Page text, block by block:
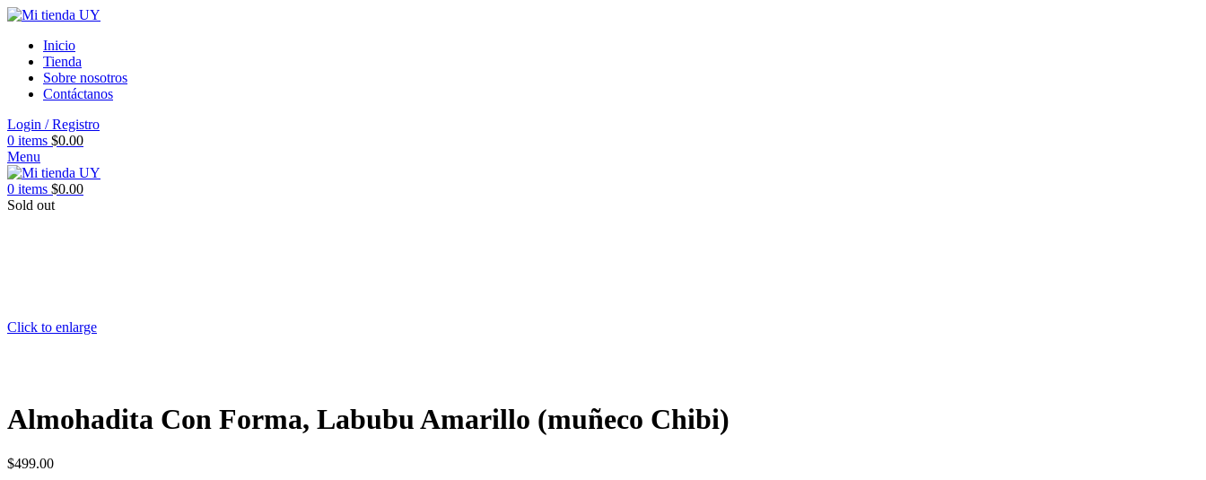
Inicio
Tienda
Sobre nosotros
Contáctanos
Login / Registro
0 items $0.00
Menu
0 items $0.00
Sold out
Click to enlarge
Almohadita Con Forma, Labubu Amarillo (muñeco Chibi)
$499.00